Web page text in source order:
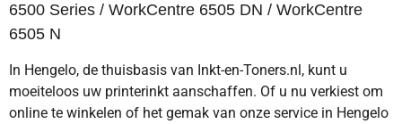
6500 Series / WorkCentre 6505 DN / WorkCentre
6505 N
In Hengelo, de thuisbasis van Inkt-en-Toners.nl, kunt u
moeiteloos uw printerinkt aanschaffen. Of u nu verkiest om
online te winkelen of het gemak van onze service in Hengelo